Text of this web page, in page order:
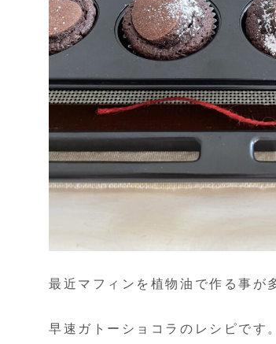
最近マフィンを植物油で作る事が
早速ガトーショコラのレシピです。